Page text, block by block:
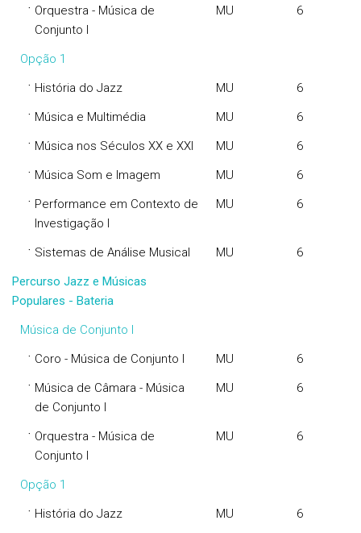
· Orquestra - Música de
Conjunto I
MU 6
Opção 1
· História do Jazz MU 6
· Música e Multimédia MU 6
· Música nos Séculos XX e XXI MU 6
· Música Som e Imagem MU 6
· Performance em Contexto de
Investigação I
MU 6
· Sistemas de Análise Musical MU
6
Percurso Jazz e Músicas
Populares - Bateria
Música de Conjunto I
· Coro - Música de Conjunto I MU 6
· Música de Câmara - Música
de Conjunto I
MU 6
· Orquestra - Música de
Conjunto I
MU 6
Opção 1
· História do Jazz MU 6